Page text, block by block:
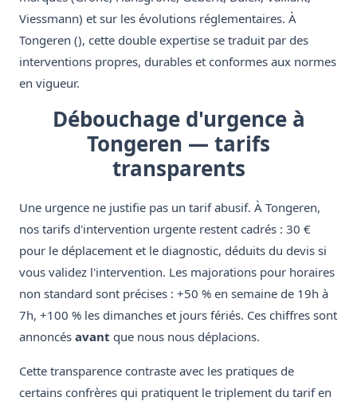
Viessmann) et sur les évolutions réglementaires. À
Tongeren (), cette double expertise se traduit par des
interventions propres, durables et conformes aux normes
en vigueur.
Débouchage d'urgence à
Tongeren — tarifs
transparents
Une urgence ne justifie pas un tarif abusif. À Tongeren,
nos tarifs d'intervention urgente restent cadrés : 30 €
pour le déplacement et le diagnostic, déduits du devis si
vous validez l'intervention. Les majorations pour horaires
non standard sont précises : +50 % en semaine de 19h à
7h, +100 % les dimanches et jours fériés. Ces chiffres sont
annoncés avant que nous nous déplacions.
Cette transparence contraste avec les pratiques de
certains confrères qui pratiquent le triplement du tarif en